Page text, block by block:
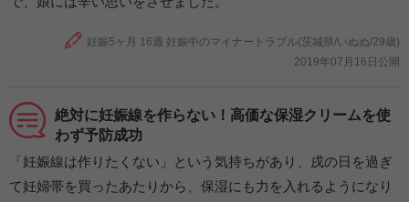
妊娠5ヶ月 16週 妊娠中のマイナートラブル(茨城県/いぬぬ/29歳)
2019年07月16日公開
絶対に妊娠線を作らない！高価な保湿クリームを使
わず予防成功
「妊娠線は作りたくない」という気持ちがあり、戌の日を過ぎ
て妊婦帯を買ったあたりから、保湿にも力を入れるようになり